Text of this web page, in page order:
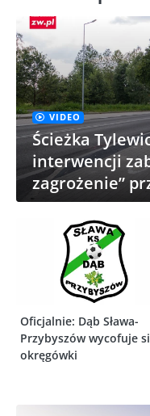
VIDEO
Ścieżka
interwencji
zagrożenie”
Oficjalnie: Dąb Sława-
Przybyszów wycofuje
okręgówki